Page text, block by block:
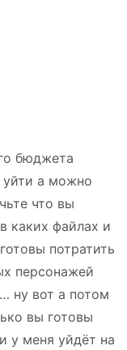
бюджета
уйти а можно
что вы
каких файлах и
потратить
персонажей
ну вот а потом
вы готовы
у меня уйдёт на